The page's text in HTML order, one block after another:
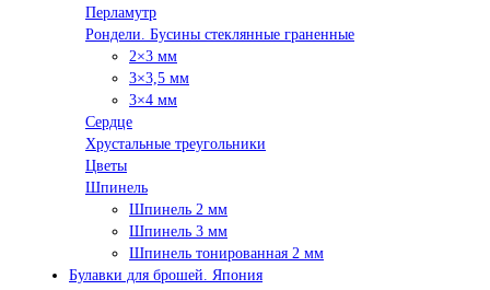
Перламутр
Рондели. Бусины стеклянные граненные
2×3 мм
3×3,5 мм
3×4 мм
Сердце
Хрустальные треугольники
Цветы
Шпинель
Шпинель 2 мм
Шпинель 3 мм
Шпинель тонированная 2 мм
Булавки для брошей. Япония